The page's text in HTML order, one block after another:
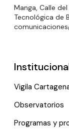
Manga, Calle
Tecnológica de
Vigila
Observatorios
Programas y